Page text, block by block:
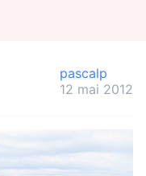
pascalp
12 mai 2012